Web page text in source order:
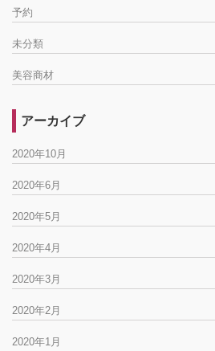
予約
未分類
美容商材
アーカイブ
2020年10月
2020年6月
2020年5月
2020年4月
2020年3月
2020年2月
2020年1月